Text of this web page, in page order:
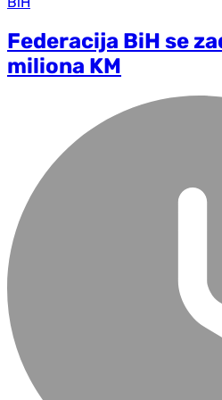
Federacija BiH se
miliona KM